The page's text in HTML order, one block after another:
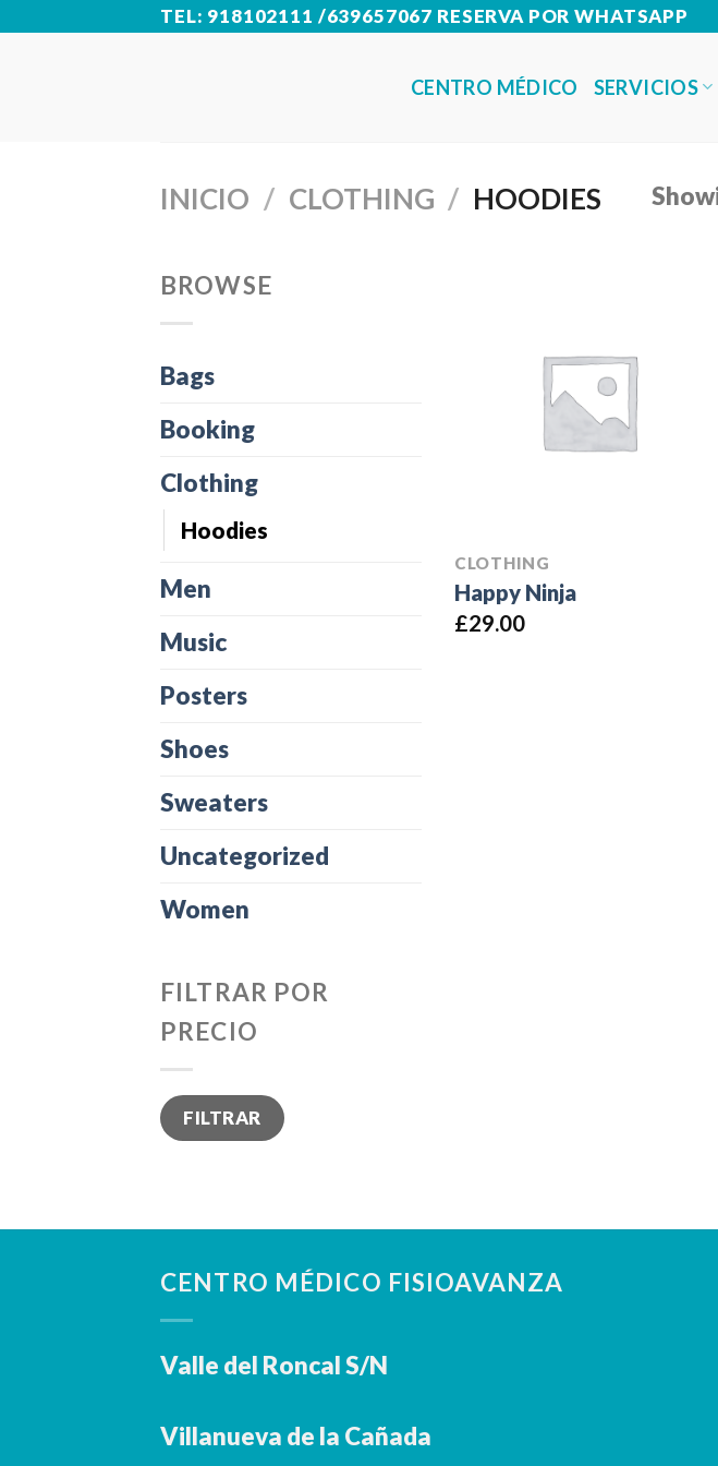
TEL: 918102111 /639657067 RESERVA POR WHATSAPP
CENTRO MÉDICO SERVICIOS
INICIO / CLOTHING / HOODIES
BROWSE
Bags
Booking
Clothing
Hoodies
Men
Music
Posters
Shoes
Sweaters
Uncategorized
Women
FILTRAR POR
PRECIO
Precio
mínimo
Precio
máximo
FILTRAR
CLOTHING
Happy Ninja
£29.00
CENTRO MÉDICO FISIOAVANZA
Valle del Roncal S/N
Villanueva de la Cañada